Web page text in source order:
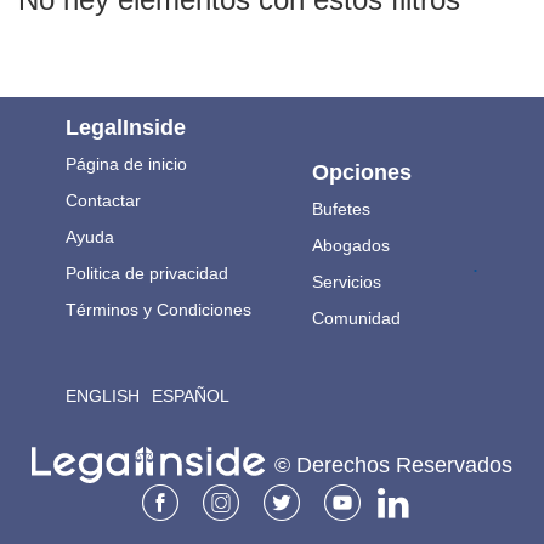
LegalInside
Página de inicio
Contactar
Ayuda
Politica de privacidad
Términos y Condiciones
ENGLISH ESPAÑOL
Opciones
Bufetes
Abogados
Servicios
Comunidad
.
© Derechos Reservados